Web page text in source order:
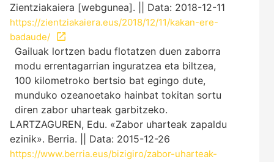
Zientziakaiera [webgunea]. || Data: 2018-12-11
https://zientziakaiera.eus/2018/12/11/kakan-ere-
badaude/
Gailuak lortzen badu flotatzen duen zaborra
modu errentagarrian inguratzea eta biltzea,
100 kilometroko bertsio bat egingo dute,
munduko ozeanoetako hainbat tokitan sortu
diren zabor uharteak garbitzeko.
LARTZAGUREN, Edu. «Zabor uharteak zapaldu
ezinik». Berria. || Data: 2015-12-26
https://www.berria.eus/bizigiro/zabor-uharteak-